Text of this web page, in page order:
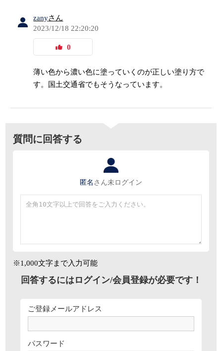
zanyさん
2023/12/18 22:20:20
0
薄い色から濃い色に塗っていくのが正しい塗り方で
す。国土交通省でもそうなっています。
質問に回答する
匿名 さん未ログイン
※1,000文字まで入力可能
回答するにはログイン/会員登録が必要です！
ご登録メールアドレス
パスワード